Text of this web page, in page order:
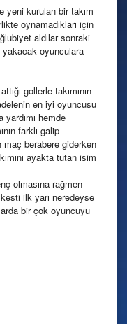
yeni kurulan bir takım
oynamadıkları için
aldılar sonraki
yakacak oyunculara
gollerle takımının
en iyi oyuncusu
hemde
farklı galip
berabere giderken
ayakta tutan isim
olmasına rağmen
ilk yarı neredeyse
bir çok oyuncuyu